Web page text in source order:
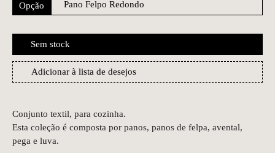
Opção
Sem stock
Adicionar à lista de desejos
Conjunto textil, para cozinha.
Esta coleção é composta por panos, panos de felpa, avental,
pega e luva.